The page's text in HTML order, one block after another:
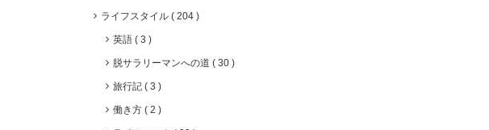
ライフスタイル 204
英語 3
脱サラリーマンへの道 30
旅行記 3
働き方 2